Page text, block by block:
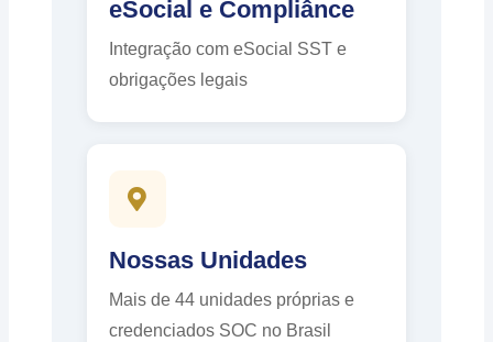
eSocial e Compliânce
Integração com eSocial SST e
obrigações legais
Nossas Unidades
Mais de 44 unidades próprias e
credenciados SOC no Brasil